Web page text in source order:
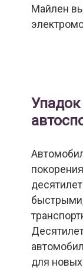
Майлен
для